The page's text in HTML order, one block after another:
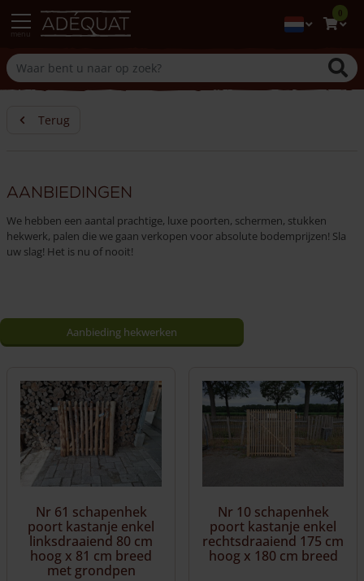
0
Terug
Aanbiedingen
We hebben een aantal prachtige, luxe poorten, schermen, stukken
hekwerk, palen die we gaan verkopen voor absolute bodemprijzen! Sla
uw slag! Het is nu of nooit!
Aanbieding hekwerken
Aanbieding poorten
Aanbieding tuinschermen
Nr 61 schapenhek
poort kastanje enkel
linksdraaiend 80 cm
hoog x 81 cm breed
met grondpen
Nr 10 schapenhek
poort kastanje enkel
rechtsdraaiend 175 cm
hoog x 180 cm breed